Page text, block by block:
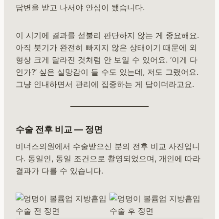
답변을 받고 나서야 안심이 됐습니다.
이 시기에 결과를 섣불리 판단하지 않는 게 중요해요.
아직 붓기가 완전히 빠지지 않은 상태이기 때문에 외
형상 크게 달라진 것처럼 안 보일 수 있어요. ‘이게 다
인가?’ 싶은 실망감이 들 수도 있는데, 저도 그랬어요.
그냥 인내하면서 관리에 집중하는 게 답이더라고요.
수술 전후 비교 — 정면
비너스의원에서 수술받으신 분의 전후 비교 사진입니
다. 동일인, 동일 조건으로 촬영되었으며, 개인에 따라
결과가 다를 수 있습니다.